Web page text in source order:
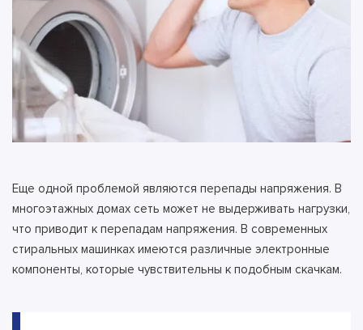
Еще одной проблемой являются перепады напряжения. В
многоэтажных домах сеть может не выдерживать нагрузки,
что приводит к перепадам напряжения. В современных
стиральных машинках имеются различные электронные
компоненты, которые чувствительны к подобным скачкам.